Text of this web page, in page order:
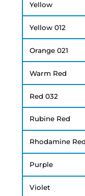
Yellow
Yellow 012
Orange 021
Warm Red
Red 032
Rubine Red
Rhodamine Red
Purple
Violet